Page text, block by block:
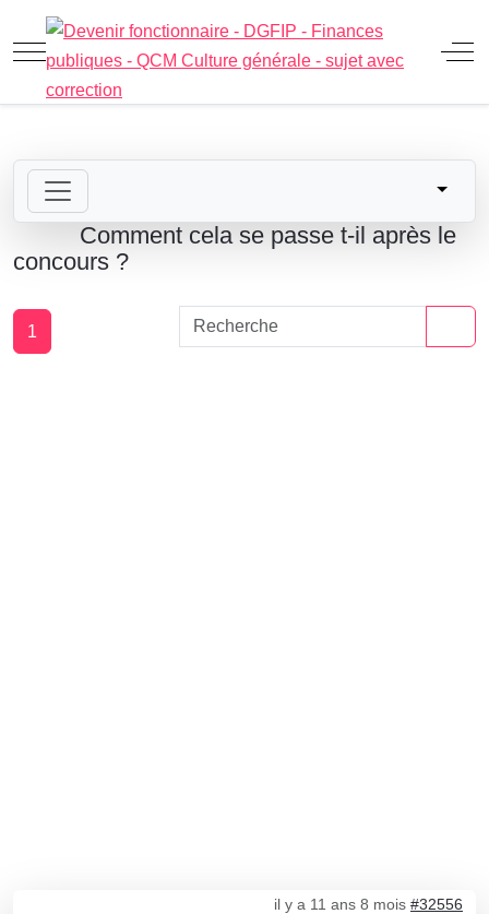
Mobile Menu Toggle Off-
Comment cela se passe t-il après le
concours ?
1
il y a 11 ans 8 mois #32556